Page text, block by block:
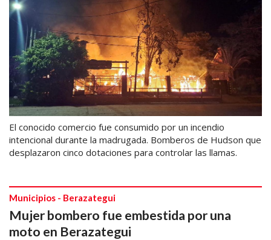
El conocido comercio fue consumido por un incendio
intencional durante la madrugada. Bomberos de Hudson que
desplazaron cinco dotaciones para controlar las llamas.
Mujer bombero fue embestida por una
moto en Berazategui
Municipios - Berazategui